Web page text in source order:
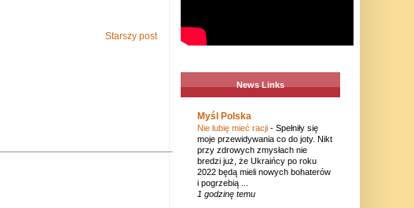
Starszy post
News Links
Myśl Polska
Nie lubię mieć racji - Spełniły się
moje przewidywania co do joty. Nikt
przy zdrowych zmysłach nie
bredzi już, że Ukraińcy po roku
2022 będą mieli nowych bohaterów
i pogrzebią ...
1 godzinę temu